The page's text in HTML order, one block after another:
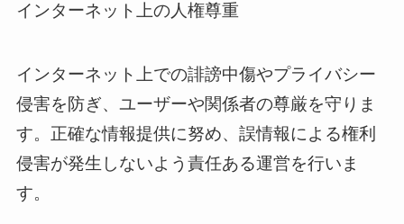
インターネット上の人権尊重
インターネット上での誹謗中傷やプライバシー
侵害を防ぎ、ユーザーや関係者の尊厳を守りま
す。正確な情報提供に努め、誤情報による権利
侵害が発生しないよう責任ある運営を行いま
す。